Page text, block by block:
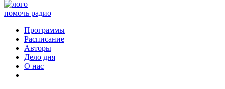
помочь радио
Программы
Расписание
Авторы
Дело дня
О нас